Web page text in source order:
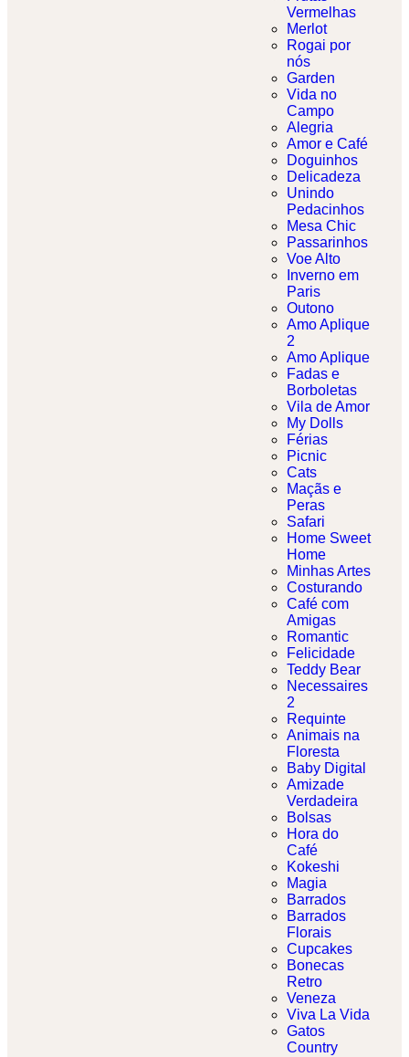
Vermelhas
Merlot
Rogai por
nós
Garden
Vida no
Campo
Alegria
Amor e Café
Doguinhos
Delicadeza
Unindo
Pedacinhos
Mesa Chic
Passarinhos
Voe Alto
Inverno em
Paris
Outono
Amo Aplique
2
Amo Aplique
Fadas e
Borboletas​
Vila de Amor
My Dolls
Férias
Picnic
Cats
Maçãs e
Peras
Safari
Home Sweet
Home
Minhas Artes
Costurando
Café com
Amigas
Romantic
Felicidade
Teddy Bear
Necessaires
2
Requinte
Animais na
Floresta
Baby Digital
Amizade
Verdadeira
Bolsas
Hora do
Café
Kokeshi
Magia
Barrados
Barrados
Florais
Cupcakes
Bonecas
Retro
Veneza
Viva La Vida
Gatos
Country